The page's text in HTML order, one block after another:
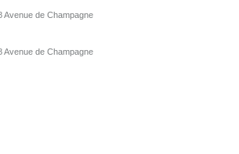
Avenue de Champagne
Avenue de Champagne